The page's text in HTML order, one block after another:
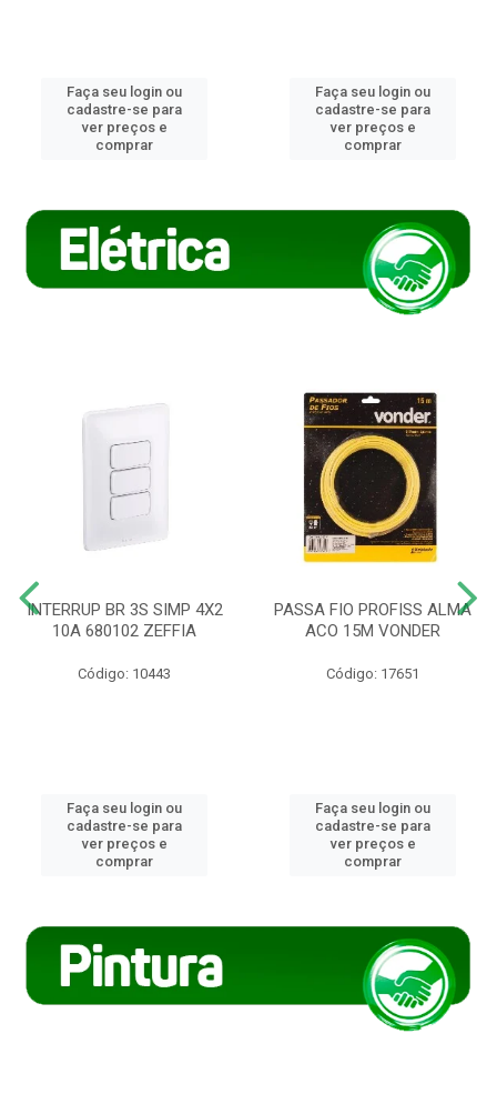
Faça seu login ou
cadastre-se para
ver preços e
comprar
Faça seu login ou
cadastre-se para
ver preços e
comprar
INTERRUP BR 3S SIMP 4X2
10A 680102 ZEFFIA
Código: 10443
Faça seu login ou
cadastre-se para
ver preços e
comprar
PASSA FIO PROFISS ALMA
ACO 15M VONDER
Código: 17651
Faça seu login ou
cadastre-se para
ver preços e
comprar